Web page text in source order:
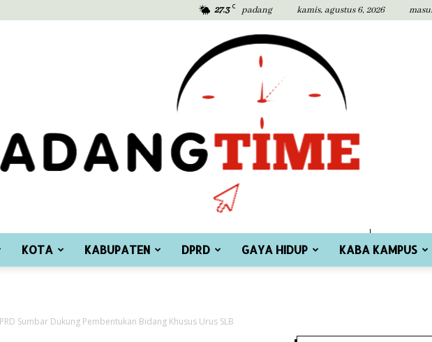
27.3 C padang kamis, agustus 6, 2026
KOTA KABUPATEN DPRD GAYA HIDUP KABA KAMPUS
Sumbar Dukung Pembentukan Bidang Khusus Urus SLB